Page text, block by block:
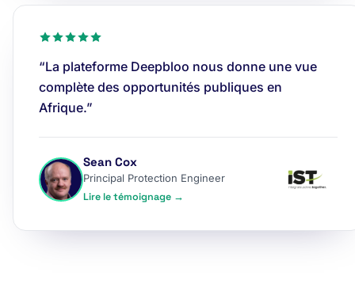
“La plateforme Deepbloo nous donne une vue
complète des opportunités publiques en
Afrique.”
Sean Cox
Principal Protection Engineer
Lire le témoignage →